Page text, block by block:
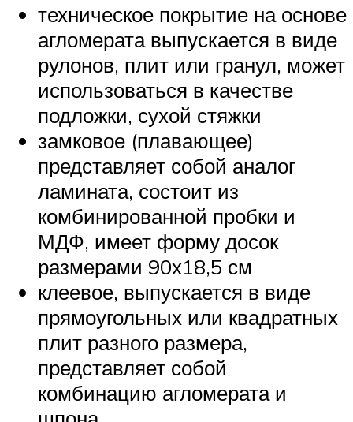
техническое покрытие на основе
агломерата выпускается в виде
рулонов, плит или гранул, может
использоваться в качестве
подложки, сухой стяжки
замковое (плавающее)
представляет собой аналог
ламината, состоит из
комбинированной пробки и
МДФ, имеет форму досок
размерами 90х18,5 см
клеевое, выпускается в виде
прямоугольных или квадратных
плит разного размера,
представляет собой
комбинацию агломерата и